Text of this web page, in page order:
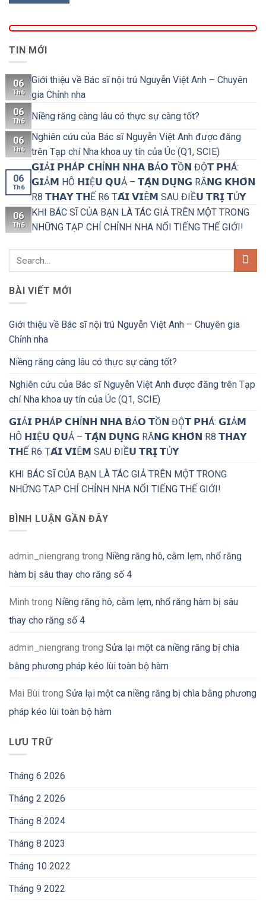
TIN MỚI
06
Th6
Giới thiệu về Bác sĩ nội trú Nguyễn Việt Anh – Chuyên
gia Chỉnh nha
06
Th6 Niềng răng càng lâu có thực sự càng tốt?
06
Th6
Nghiên cứu của Bác sĩ Nguyễn Việt Anh được đăng
trên Tạp chí Nha khoa uy tín của Úc (Q1, SCIE)
06
Th6
𝗚𝗜Ả𝗜 𝗣𝗛Á𝗣 𝗖𝗛Ỉ𝗡𝗛 𝗡𝗛𝗔 𝗕Ả𝗢 𝗧Ồ𝗡 ĐỘ̣𝗧 𝗣𝗛Á:
𝗚𝗜Ả𝗠 HÔ 𝗛𝗜Ệ𝗨 𝗤𝗨Ả – 𝗧𝗔̣̂𝗡 𝗗𝗨̣𝗡𝗚 RĂ𝗡𝗚 𝗞𝗛𝗢̂𝗡
R8 𝗧𝗛𝗔𝗬 𝗧𝗛Ế R6 Ṭ𝗔́𝗜 𝗩𝗜Ê𝗠 SAU ĐIỀ𝗨 𝗧𝗥𝗜̣ 𝗧Ủ𝗬
06
Th6
KHI BÁC SĨ CỦA BẠN LÀ TÁC GIẢ TRÊN MỘT TRONG
NHỮNG TẠP CHÍ CHỈNH NHA NỔI TIẾNG THẾ GIỚI!
BÀI VIẾT MỚI
Giới thiệu về Bác sĩ nội trú Nguyễn Việt Anh – Chuyên gia
Chỉnh nha
Niềng răng càng lâu có thực sự càng tốt?
Nghiên cứu của Bác sĩ Nguyễn Việt Anh được đăng trên Tạp
chí Nha khoa uy tín của Úc (Q1, SCIE)
𝗚𝗜Ả𝗜 𝗣𝗛Á𝗣 𝗖𝗛Ỉ𝗡𝗛 𝗡𝗛𝗔 𝗕Ả𝗢 𝗧Ồ𝗡 ĐỘ̣𝗧 𝗣𝗛Á: 𝗚𝗜Ả𝗠
HÔ 𝗛𝗜Ệ𝗨 𝗤𝗨Ả – 𝗧𝗔̣̂𝗡 𝗗𝗨̣𝗡𝗚 RĂ𝗡𝗚 𝗞𝗛𝗢̂𝗡 R8 𝗧𝗛𝗔𝗬
𝗧𝗛Ế R6 Ṭ𝗔́𝗜 𝗩𝗜Ê𝗠 SAU ĐIỀ𝗨 𝗧𝗥𝗜̣ 𝗧Ủ𝗬
KHI BÁC SĨ CỦA BẠN LÀ TÁC GIẢ TRÊN MỘT TRONG
NHỮNG TẠP CHÍ CHỈNH NHA NỔI TIẾNG THẾ GIỚI!
BÌNH LUẬN GẦN ĐÂY
admin_niengrang trong Niềng răng hô, cằm lẹm, nhổ răng
hàm bị sâu thay cho răng số 4
Minh trong Niềng răng hô, cằm lẹm, nhổ răng hàm bị sâu
thay cho răng số 4
admin_niengrang trong Sửa lại một ca niềng răng bị chìa
bằng phương pháp kéo lùi toàn bộ hàm
Mai Bùi trong Sửa lại một ca niềng răng bị chìa bằng phương
pháp kéo lùi toàn bộ hàm
LƯU TRỮ
Tháng 6 2026
Tháng 2 2026
Tháng 8 2024
Tháng 8 2023
Tháng 10 2022
Tháng 9 2022